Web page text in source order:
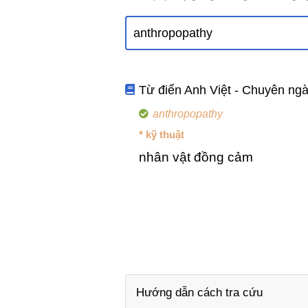
Từ điển Anh Việt - Chuyên
anthropopathy
* kỹ thuật
nhân vật đồng cảm
Hướng dẫn cách tra cứu